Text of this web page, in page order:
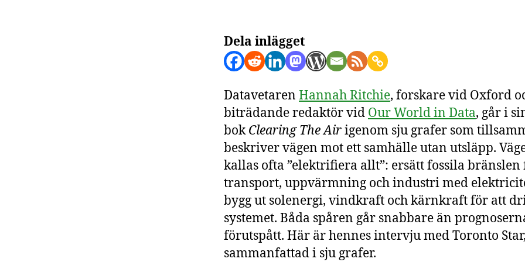
Dela inlägget
Datavetaren Hannah Ritchie, forskare vid Oxford
biträdande redaktör vid Our World in Data, går i
bokClearing The Airigenom sju grafer som
beskriver vägen mot ett samhälle utan utsläpp.
kallas ofta ”elektrifiera allt”: ersätt fossila bränslen
transport, uppvärmning och industri med
bygg ut solenergi, vindkraft och kärnkraft för att
systemet. Båda spåren går snabbare än
förutspått. Här är hennes intervju med Toronto Star,
sammanfattad i sju grafer.